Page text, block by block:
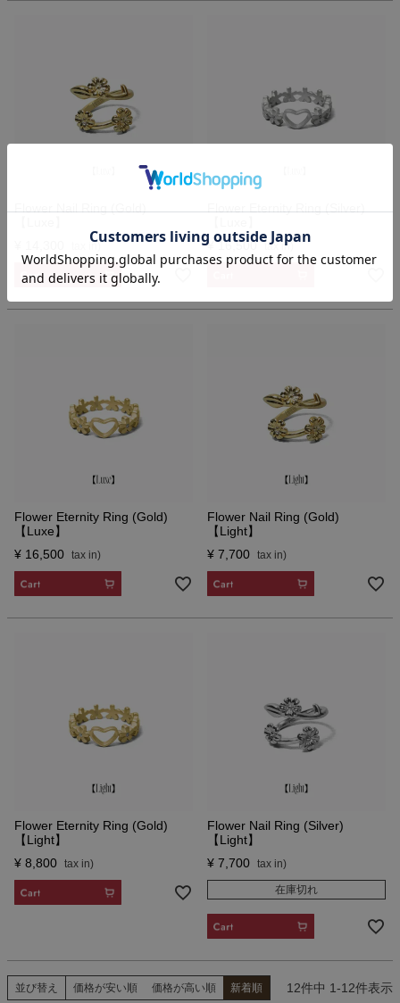
Flower Nail Ring (Gold)
CART
Flower Eternity Ring (Silver)
¥
16,500
Flower Eternity Ring (Gold)
【Luxe】
¥ 16,500
Flower Nail Ring (Gold)
【Light】
¥ 7,700
Flower Eternity Ring (Gold)
【Light】
¥ 8,800
Flower Nail Ring (Silver)
【Light】
¥ 7,700
在庫切れ
並び替え 価格が安い順 価格が高い順 新着順 12件中 1-12件表示